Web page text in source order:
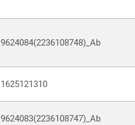
9624084(2236108748)_Ab
1625121310
9624083(2236108747)_Ab